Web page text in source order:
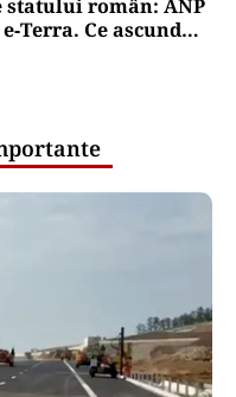
român: ANP
Ce ascund